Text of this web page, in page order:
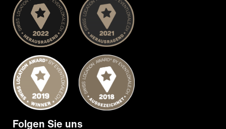
Folgen Sie uns